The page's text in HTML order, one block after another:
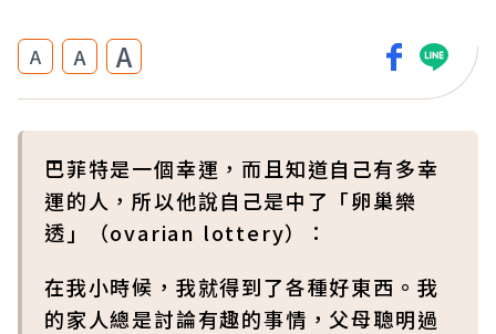
A A A
巴菲特是一個幸運，而且知道自己有多幸
運的人，所以他說自己是中了「卵巢樂
透」（ovarian lottery）：
在我小時候，我就得到了各種好東西。我
的家人總是討論有趣的事情，父母聰明過